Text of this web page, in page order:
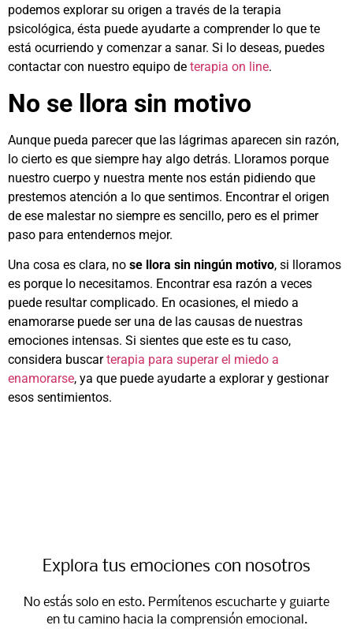
podemos explorar su origen a través de la terapia
psicológica, ésta puede ayudarte a comprender lo que te
está ocurriendo y comenzar a sanar. Si lo deseas, puedes
contactar con nuestro equipo de terapia on line.
No se llora sin motivo
Aunque pueda parecer que las lágrimas aparecen sin razón,
lo cierto es que siempre hay algo detrás. Lloramos porque
nuestro cuerpo y nuestra mente nos están pidiendo que
prestemos atención a lo que sentimos. Encontrar el origen
de ese malestar no siempre es sencillo, pero es el primer
paso para entendernos mejor.
Una cosa es clara, no se llora sin ningún motivo, si lloramos
es porque lo necesitamos. Encontrar esa razón a veces
puede resultar complicado. En ocasiones, el miedo a
enamorarse puede ser una de las causas de nuestras
emociones intensas. Si sientes que este es tu caso,
considera buscarterapia para superar el miedo a
enamorarse, ya que puede ayudarte a explorar y gestionar
esos sentimientos.
Explora tus emociones con nosotros
No estás solo en esto. Permítenos escucharte y guiarte
en tu camino hacia la comprensión emocional.